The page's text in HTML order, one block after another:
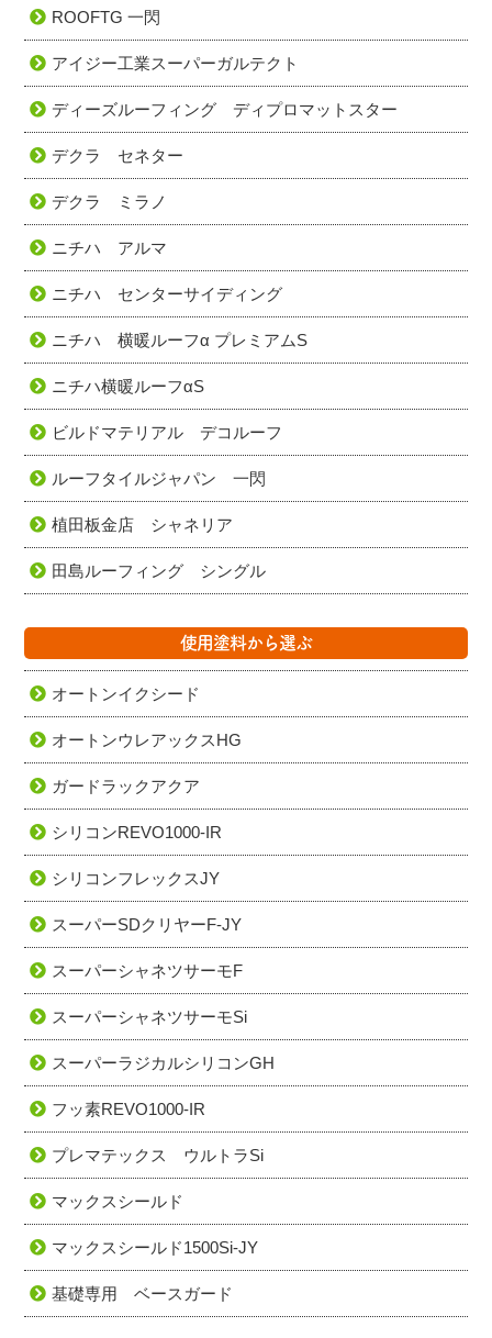
ROOFTG 一閃
アイジー工業スーパーガルテクト
ディーズルーフィング ディプロマットスター
デクラ セネター
デクラ ミラノ
ニチハ アルマ
ニチハ センターサイディング
ニチハ 横暖ルーフα プレミアムS
ニチハ横暖ルーフαS
ビルドマテリアル デコルーフ
ルーフタイルジャパン 一閃
植田板金店 シャネリア
田島ルーフィング シングル
使用塗料から選ぶ
オートンイクシード
オートンウレアックスHG
ガードラックアクア
シリコンREVO1000-IR
シリコンフレックスJY
スーパーSDクリヤーF-JY
スーパーシャネツサーモF
スーパーシャネツサーモSi
スーパーラジカルシリコンGH
フッ素REVO1000-IR
プレマテックス ウルトラSi
マックスシールド
マックスシールド1500Si-JY
基礎専用 ベースガード